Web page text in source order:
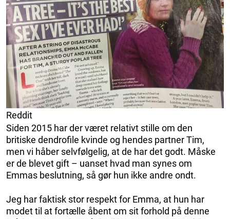
Reddit
Siden 2015 har der været relativt stille om den
britiske dendrofile kvinde og hendes partner Tim,
men vi håber selvfølgelig, at de har det godt. Måske
er de blevet gift – uanset hvad man synes om
Emmas beslutning, så gør hun ikke andre ondt.
Jeg har faktisk stor respekt for Emma, at hun har
modet til at fortælle åbent om sit forhold på denne